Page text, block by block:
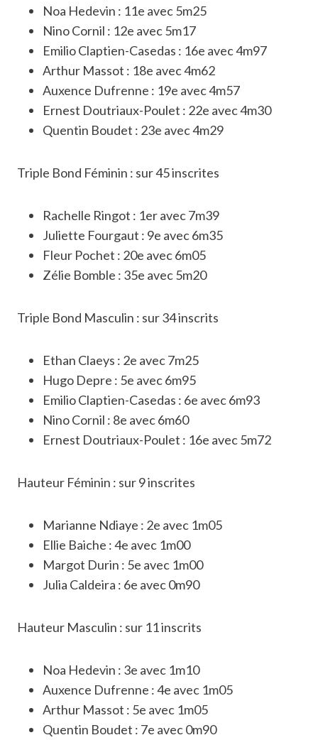
Noa Hedevin : 11e avec 5m25
Nino Cornil : 12e avec 5m17
Emilio Claptien-Casedas : 16e avec 4m97
Arthur Massot : 18e avec 4m62
Auxence Dufrenne : 19e avec 4m57
Ernest Doutriaux-Poulet : 22e avec 4m30
Quentin Boudet : 23e avec 4m29
Triple Bond Féminin : sur 45 inscrites
Rachelle Ringot : 1er avec 7m39
Juliette Fourgaut : 9e avec 6m35
Fleur Pochet : 20e avec 6m05
Zélie Bomble : 35e avec 5m20
Triple Bond Masculin : sur 34 inscrits
Ethan Claeys : 2e avec 7m25
Hugo Depre : 5e avec 6m95
Emilio Claptien-Casedas : 6e avec 6m93
Nino Cornil : 8e avec 6m60
Ernest Doutriaux-Poulet : 16e avec 5m72
Hauteur Féminin : sur 9 inscrites
Marianne Ndiaye : 2e avec 1m05
Ellie Baiche : 4e avec 1m00
Margot Durin : 5e avec 1m00
Julia Caldeira : 6e avec 0m90
Hauteur Masculin : sur 11 inscrits
Noa Hedevin : 3e avec 1m10
Auxence Dufrenne : 4e avec 1m05
Arthur Massot : 5e avec 1m05
Quentin Boudet : 7e avec 0m90